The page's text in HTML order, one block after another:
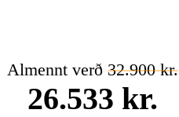
Almennt verð 32.900 kr.
26.533 kr.